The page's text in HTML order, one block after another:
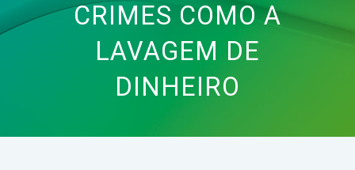
CRIMES COMO A
LAVAGEM DE
DINHEIRO